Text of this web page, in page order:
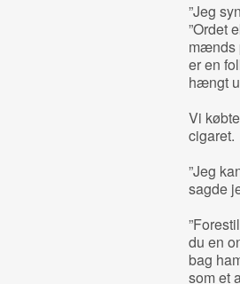
”Jeg
”Ordet
mænds
er en
hængt
Vi
cigaret.
”Jeg
sagde
du en
bag
som et